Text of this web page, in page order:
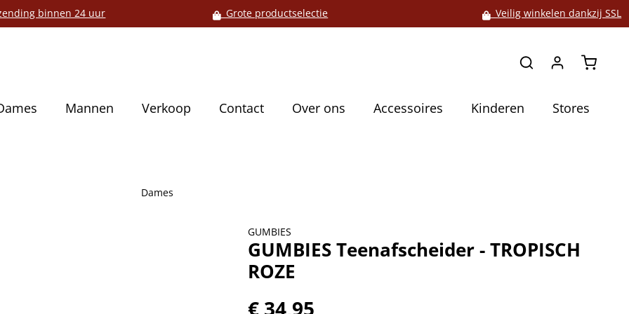
binnen 24 uur Grote productselectie Veilig winkelen dankzij SSL
Mannen Verkoop Contact Over ons Accessoires Kinderen Stores
Dames
GUMBIES
GUMBIES Teenafscheider - TROPISCH
ROZE
€ 34,95